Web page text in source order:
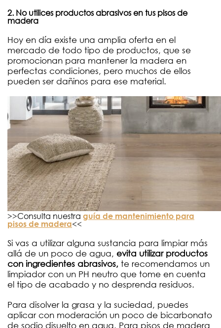
2. No utilices productos abrasivos en tus pisos de
madera
Hoy en día existe una amplia oferta en el
mercado de todo tipo de productos, que se
promocionan para mantener la madera en
perfectas condiciones, pero muchos de ellos
pueden ser dañinos para ese material.
>>Consulta nuestra guía de mantenimiento para
pisos de madera<<
Si vas a utilizar alguna sustancia para limpiar más
allá de un poco de agua, evita utilizar productos
con ingredientes abrasivos, te recomendamos un
limpiador con un PH neutro que tome en cuenta
el tipo de acabado y no desprenda residuos.
Para disolver la grasa y la suciedad, puedes
aplicar con moderación un poco de bicarbonato
de sodio disuelto en agua. Para pisos de madera